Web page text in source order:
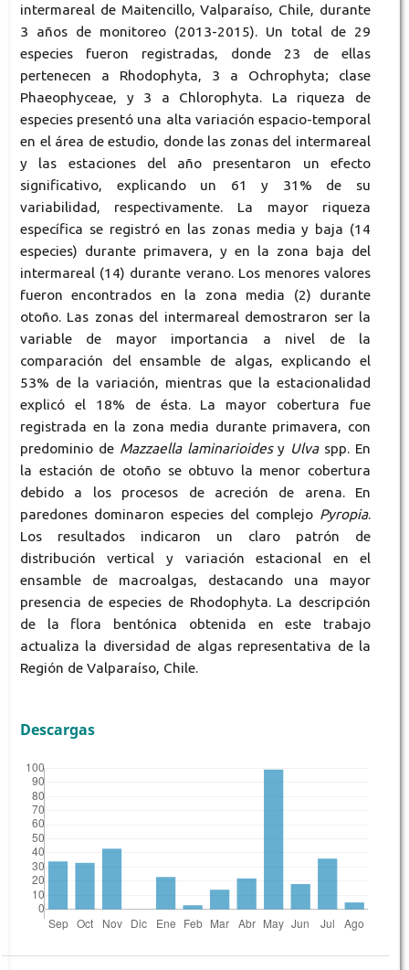
intermareal de Maitencillo, Valparaíso, Chile, durante
3 años de monitoreo (2013-2015). Un total de 29
especies fueron registradas, donde 23 de ellas
pertenecen a Rhodophyta, 3 a Ochrophyta; clase
Phaeophyceae, y 3 a Chlorophyta. La riqueza de
especies presentó una alta variación espacio-temporal
en el área de estudio, donde las zonas del intermareal
y las estaciones del año presentaron un efecto
significativo, explicando un 61 y 31% de su
variabilidad, respectivamente. La mayor riqueza
específica se registró en las zonas media y baja (14
especies) durante primavera, y en la zona baja del
intermareal (14) durante verano. Los menores valores
fueron encontrados en la zona media (2) durante
otoño. Las zonas del intermareal demostraron ser la
variable de mayor importancia a nivel de la
comparación del ensamble de algas, explicando el
53% de la variación, mientras que la estacionalidad
explicó el 18% de ésta. La mayor cobertura fue
registrada en la zona media durante primavera, con
predominio de Mazzaella laminarioidesy Ulva spp. En
la estación de otoño se obtuvo la menor cobertura
debido a los procesos de acreción de arena. En
paredones dominaron especies del complejo Pyropia.
Los resultados indicaron un claro patrón de
distribución vertical y variación estacional en el
ensamble de macroalgas, destacando una mayor
presencia de especies de Rhodophyta. La descripción
de la flora bentónica obtenida en este trabajo
actualiza la diversidad de algas representativa de la
Región de Valparaíso, Chile.
Descargas